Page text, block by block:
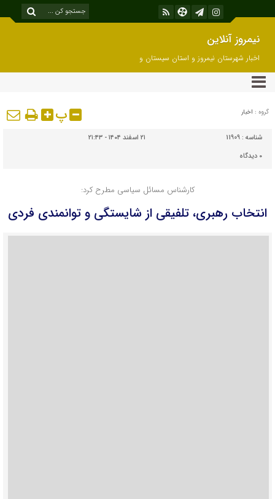
نیمروز آنلاین
اخبار شهرستان نیمروز و استان سیستان و
بلوچستان
گروه : اخبار پ
شناسه : 11909
۲۱ اسفند ۱۴۰۴ - ۲۱:۴۳
۰ دیدگاه
کارشناس مسائل سیاسی مطرح کرد:
انتخاب رهبری، تلفیقی از شایستگی و توانمندی فردی